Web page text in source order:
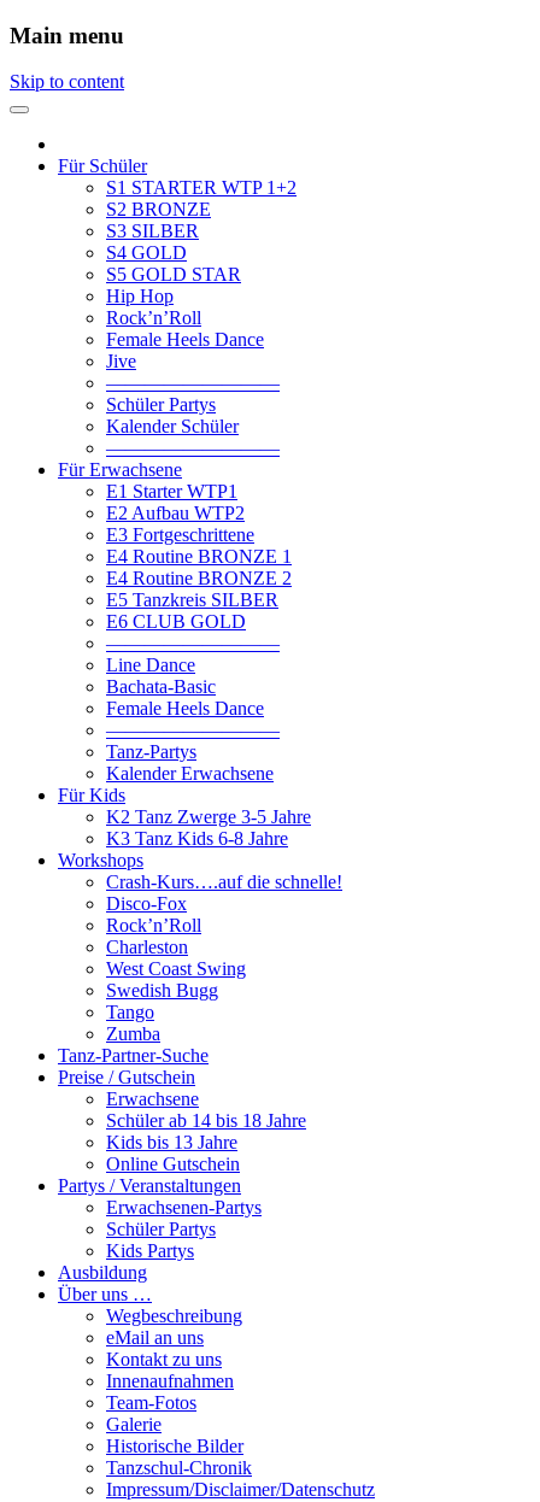
Main menu
Skip to content
Für Schüler
S1 STARTER WTP 1+2
S2 BRONZE
S3 SILBER
S4 GOLD
S5 GOLD STAR
Hip Hop
Rock’n’Roll
Female Heels Dance
Jive
—————————
Schüler Partys
Kalender Schüler
—————————
Für Erwachsene
E1 Starter WTP1
E2 Aufbau WTP2
E3 Fortgeschrittene
E4 Routine BRONZE 1
E4 Routine BRONZE 2
E5 Tanzkreis SILBER
E6 CLUB GOLD
—————————
Line Dance
Bachata-Basic
Female Heels Dance
—————————
Tanz-Partys
Kalender Erwachsene
Für Kids
K2 Tanz Zwerge 3-5 Jahre
K3 Tanz Kids 6-8 Jahre
Workshops
Crash-Kurs….auf die schnelle!
Disco-Fox
Rock’n’Roll
Charleston
West Coast Swing
Swedish Bugg
Tango
Zumba
Tanz-Partner-Suche
Preise / Gutschein
Erwachsene
Schüler ab 14 bis 18 Jahre
Kids bis 13 Jahre
Online Gutschein
Partys / Veranstaltungen
Erwachsenen-Partys
Schüler Partys
Kids Partys
Ausbildung
Über uns …
Wegbeschreibung
eMail an uns
Kontakt zu uns
Innenaufnahmen
Team-Fotos
Galerie
Historische Bilder
Tanzschul-Chronik
Impressum/Disclaimer/Datenschutz